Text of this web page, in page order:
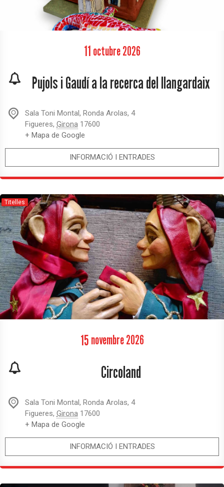
11 octubre2026
Pujols i Gaudí a la recerca del llangardaix
Sala Toni Montal, Ronda Arolas, 4
Figueres, Girona 17600
+ Mapa de Google
INFORMACIÓ I ENTRADES
15 novembre2026
Titelles
Circoland
Sala Toni Montal, Ronda Arolas, 4
Figueres, Girona 17600
+ Mapa de Google
INFORMACIÓ I ENTRADES